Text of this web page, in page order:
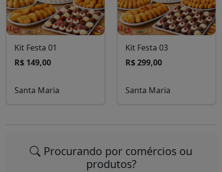
Kit Festa 01
R$ 149,00
Santa Maria
Kit Festa 03
R$ 299,00
Santa Maria
Procurando por comércios ou
produtos?